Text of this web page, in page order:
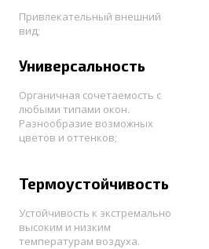
Привлекательный внешний
вид;
Универсальность
Органичная сочетаемость с
любыми типами окон.
Разнообразие возможных
цветов и оттенков;
Термоустойчивость
Устойчивость к экстремально
высоким и низким
температурам воздуха.